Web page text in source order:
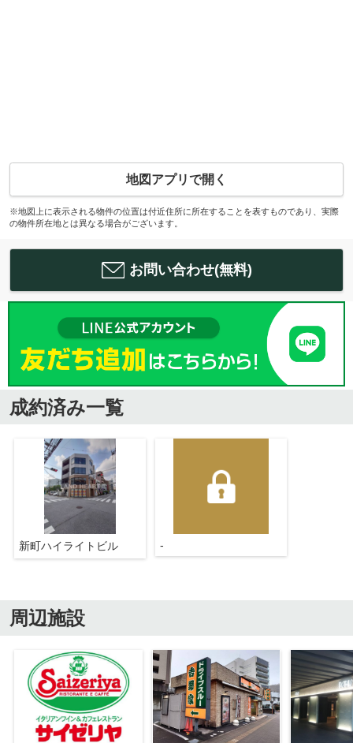
地図アプリで開く
※地図上に表示される物件の位置は付近住所に所在することを表すものであり、実際
の物件所在地とは異なる場合がございます。
お問い合わせ(無料)
成約済み一覧
新町ハイライトビル -
周辺施設